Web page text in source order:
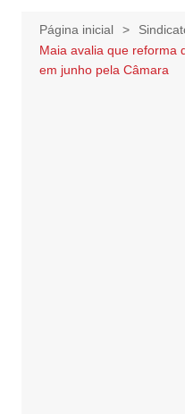
Página inicial
Maia avalia que reforma
em junho pela Câmara